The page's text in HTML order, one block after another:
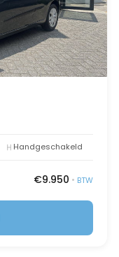
Handgeschakeld
€9.950 • BTW